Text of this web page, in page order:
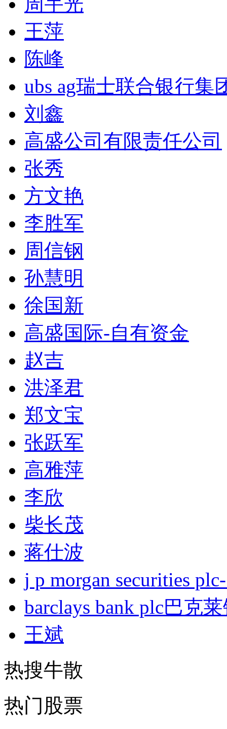
王萍
陈峰
ubs ag瑞士联合银行集
刘鑫
高盛公司有限责任公司
张秀
方文艳
李胜军
周信钢
孙慧明
徐国新
高盛国际-自有资金
赵吉
洪泽君
郑文宝
张跃军
高雅萍
李欣
柴长茂
蒋仕波
j p morgan securities
barclays bank plc巴克
王斌
热搜牛散
热门股票